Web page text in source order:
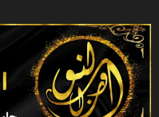
إلى
المحتوى